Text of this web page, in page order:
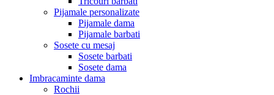
Pijamale personalizate
Pijamale dama
Pijamale barbati
Sosete cu mesaj
Sosete barbati
Sosete dama
Imbracaminte dama
Rochii